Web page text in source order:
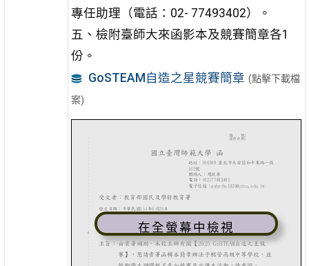
專任助理（電話：02- 77493402）。
五、檢附臺師大來函影本及競賽簡章各1
份。
GoSTEAM自造之星競賽簡章 (點擊下載檔
案)
在全螢幕中檢視